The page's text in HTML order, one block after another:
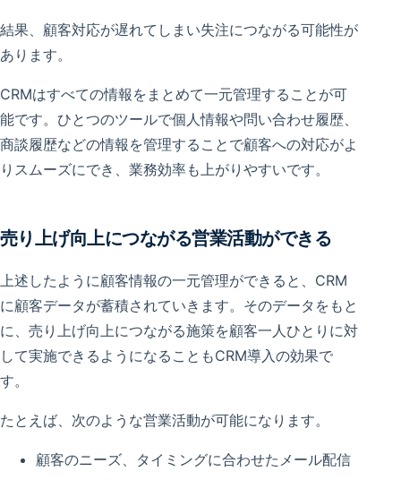
結果、顧客対応が遅れてしまい失注につながる可能性が
あります。
CRMはすべての情報をまとめて一元管理することが可
能です。ひとつのツールで個人情報や問い合わせ履歴、
商談履歴などの情報を管理することで顧客への対応がよ
りスムーズにでき、業務効率も上がりやすいです。
売り上げ向上につながる営業活動ができる
上述したように顧客情報の一元管理ができると、CRM
に顧客データが蓄積されていきます。そのデータをもと
に、売り上げ向上につながる施策を顧客一人ひとりに対
して実施できるようになることもCRM導入の効果で
す。
たとえば、次のような営業活動が可能になります。
顧客のニーズ、タイミングに合わせたメール配信